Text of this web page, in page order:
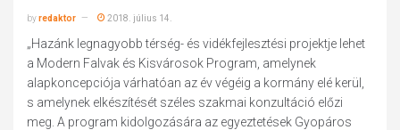
byredaktor 2018. július 14.
„Hazánk legnagyobb térség- és vidékfejlesztési projektje lehet
a Modern Falvak és Kisvárosok Program, amelynek
alapkoncepciója várhatóan az év végéig a kormány elé kerül,
s amelynek elkészítését széles szakmai konzultáció előzi
meg. A program kidolgozására az egyeztetések Gyopáros